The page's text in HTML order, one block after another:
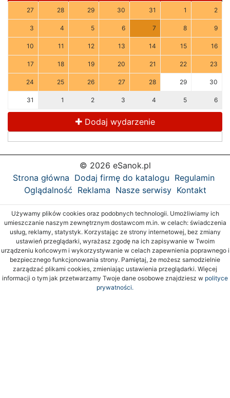
27 28 29 30 31 1 2
3 4 5 6 7 8 9
10 11 12 13 14 15 16
17 18 19 20 21 22 23
24 25 26 27 28 29 30
31 1 2 3 4 5 6
Dodaj wydarzenie
© 2026 eSanok.pl
Strona główna Dodaj firmę do katalogu Regulamin
Oglądalność Reklama Nasze serwisy Kontakt
Używamy plików cookies oraz podobnych technologii. Umożliwiamy ich
umieszczanie naszym zewnętrznym dostawcom m.in. w celach: świadczenia
usług, reklamy, statystyk. Korzystając ze strony internetowej, bez zmiany
ustawień przeglądarki, wyrażasz zgodę na ich zapisywanie w Twoim
urządzeniu końcowym i wykorzystywanie w celach zapewnienia poprawnego i
bezpiecznego funkcjonowania strony. Pamiętaj, że możesz samodzielnie
zarządzać plikami cookies, zmieniając ustawienia przeglądarki. Więcej
informacji o tym jak przetwarzamy Twoje dane osobowe znajdziesz w polityce
prywatności.